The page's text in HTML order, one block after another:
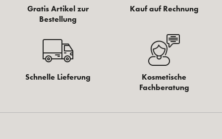
Gratis Artikel zur
Bestellung
Kauf auf Rechnung
Schnelle Lieferung
Kosmetische
Fachberatung